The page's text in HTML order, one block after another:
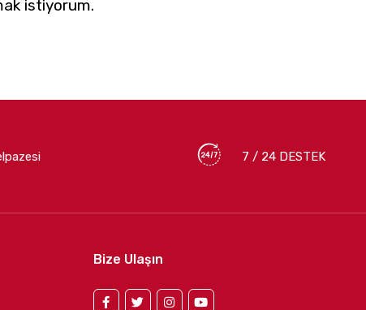
istiyorum.
7 / 24 DESTEK
Bize Ulaşın